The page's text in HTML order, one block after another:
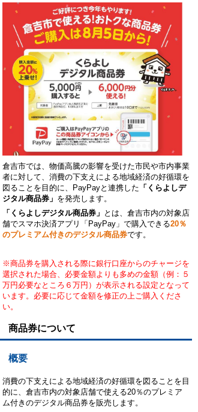
倉吉市では、物価高騰の影響を受けた市民や市内事業
者に対して、消費の下支えによる地域経済の好循環を
図ることを目的に、PayPayと連携した 「くらよしデ
ジタル商品券」 を発売します。
「くらよしデジタル商品券」 とは、倉吉市内の対象店
舗でスマホ決済アプリ「PayPay」で購入できる20％
のプレミアム付きのデジタル商品券です。
※商品券を購入される際に銀行口座からのチャージを
選択された場合、必要金額よりも多めの金額（例：５
万円必要なところ６万円）が表示される設定となって
います。必要に応じて金額を修正の上ご購入くださ
い。
商品券について
概要
消費の下支えによる地域経済の好循環を図ることを目
的に、倉吉市内の対象店舗で使える20％のプレミア
ム付きのデジタル商品券を販売します。